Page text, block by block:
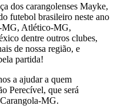
dos carangolenses Mayke,
futebol brasileiro neste ano
MG, Atlético-MG,
dentre outros clubes,
de nossa região, e
partida!
a ajudar a quem
Perecível, que será
MG.